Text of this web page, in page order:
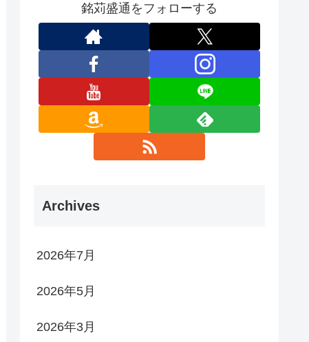
銘苅盛通をフォローする
Archives
2026年7月
2026年5月
2026年3月